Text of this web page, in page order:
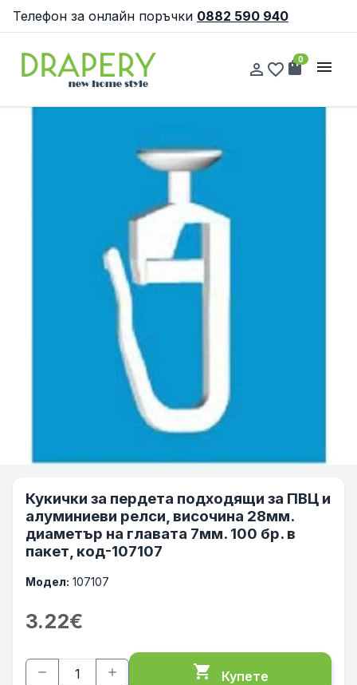
Телефон за онлайн поръчки 0882 590 940
person_outline favorite_border shopping_bag
0 menu
Кукички за пердета подходящи за ПВЦ и
алуминиеви релси, височина 28мм.
диаметър на главата 7мм. 100 бр. в
пакет, код-107107
Модел: 107107
3.22€
remove add shopping_cart Купете